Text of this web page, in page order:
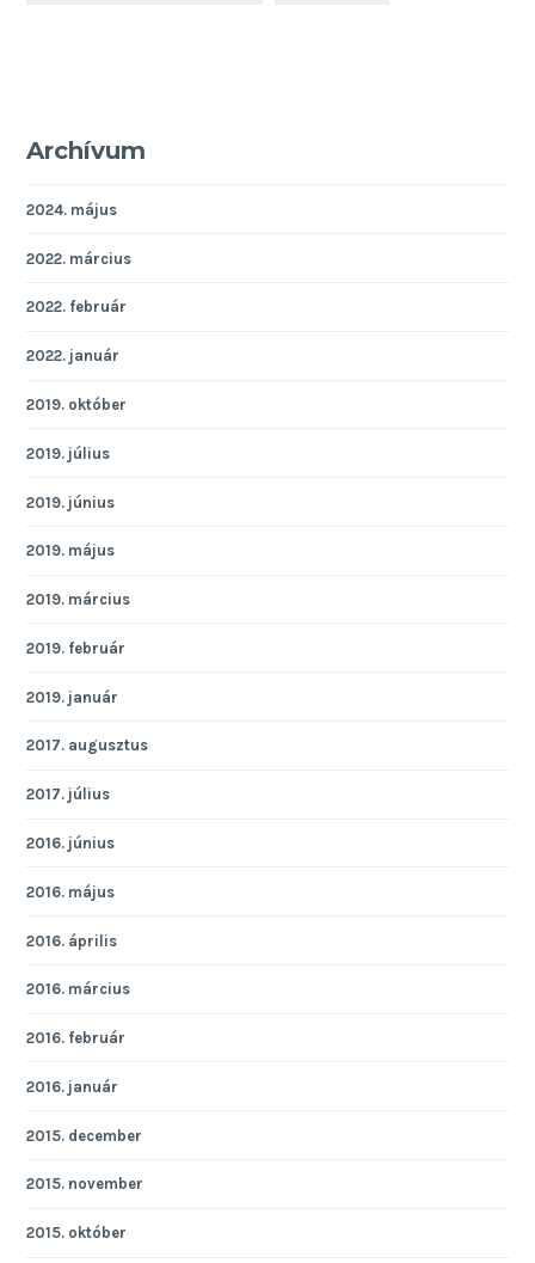
Archívum
2024. május
2022. március
2022. február
2022. január
2019. október
2019. július
2019. június
2019. május
2019. március
2019. február
2019. január
2017. augusztus
2017. július
2016. június
2016. május
2016. április
2016. március
2016. február
2016. január
2015. december
2015. november
2015. október